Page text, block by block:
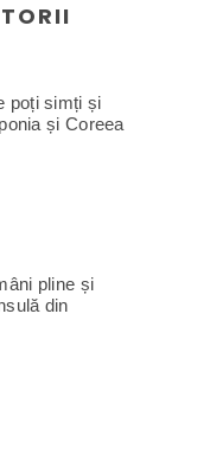
poți simți și
și Coreea
pline și
din